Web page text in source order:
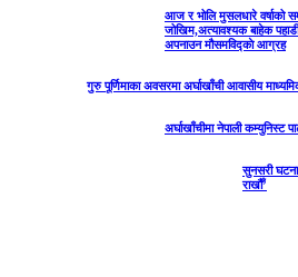
आज र भोलि मुसलधारे वर्षाको
जोखिम,अत्यावश्यक बाहेक
अपनाउन मौसमविद्काे आग्रह
गुरु पूर्णिमाका अवसरमा अर्घाखाँची आवासीय
अर्घाखाँचीमा नेपाली कम्युनिस्ट
सुनसरी
राखौँ’